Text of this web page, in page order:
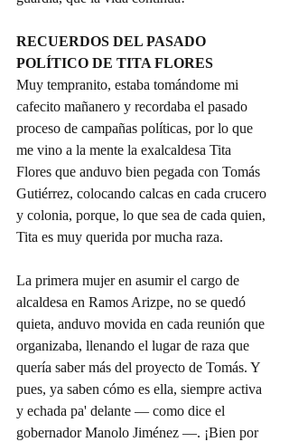
RECUERDOS DEL PASADO
POLÍTICO DE TITA FLORES
Muy tempranito, estaba tomándome mi
cafecito mañanero y recordaba el pasado
proceso de campañas políticas, por lo que
me vino a la mente la exalcaldesa Tita
Flores que anduvo bien pegada con Tomás
Gutiérrez, colocando calcas en cada crucero
y colonia, porque, lo que sea de cada quien,
Tita es muy querida por mucha raza.
La primera mujer en asumir el cargo de
alcaldesa en Ramos Arizpe, no se quedó
quieta, anduvo movida en cada reunión que
organizaba, llenando el lugar de raza que
quería saber más del proyecto de Tomás. Y
pues, ya saben cómo es ella, siempre activa
y echada pa' delante — como dice el
gobernador Manolo Jiménez —. ¡Bien por